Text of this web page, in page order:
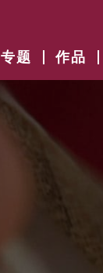
专题 作品